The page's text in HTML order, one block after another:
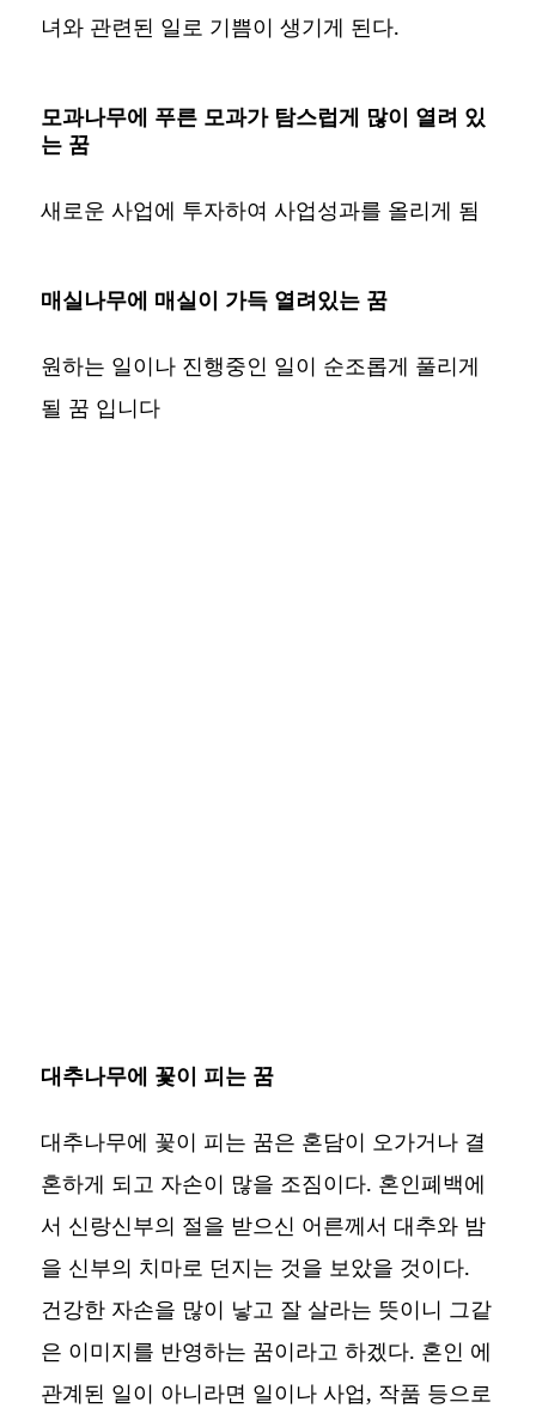
녀와 관련된 일로 기쁨이 생기게 된다.
모과나무에 푸른 모과가 탐스럽게 많이 열려 있
는 꿈
새로운 사업에 투자하여 사업성과를 올리게 됨
매실나무에 매실이 가득 열려있는 꿈
원하는 일이나 진행중인 일이 순조롭게 풀리게
될 꿈 입니다
대추나무에 꽃이 피는 꿈
대추나무에 꽃이 피는 꿈은 혼담이 오가거나 결
혼하게 되고 자손이 많을 조짐이다. 혼인폐백에
서 신랑신부의 절을 받으신 어른께서 대추와 밤
을 신부의 치마로 던지는 것을 보았을 것이다.
건강한 자손을 많이 낳고 잘 살라는 뜻이니 그같
은 이미지를 반영하는 꿈이라고 하겠다. 혼인 에
관계된 일이 아니라면 일이나 사업, 작품 등으로